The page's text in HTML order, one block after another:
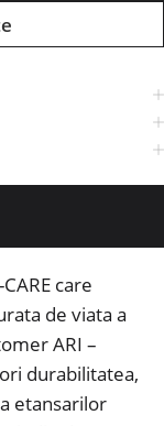
care
de viata a
ARI –
durabilitatea,
etansarilor